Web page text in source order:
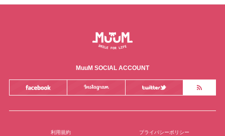
MuuM SOCIAL ACCOUNT
利用規約 プライバシーポリシー